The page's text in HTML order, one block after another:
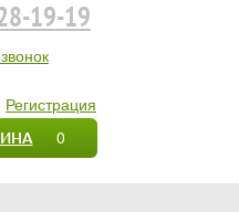
19-19
Регистрация
0